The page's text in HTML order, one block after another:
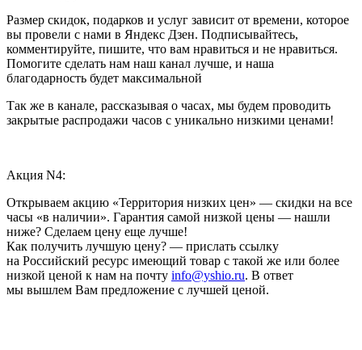
Размер скидок, подарков и услуг зависит от времени, которое
вы провели с нами в Яндекс Дзен. Подписывайтесь,
комментируйте, пишите, что вам нравиться и не нравиться.
Помогите сделать нам наш канал лучше, и наша
благодарность будет максимальной
Так же в канале, рассказывая о часах, мы будем проводить
закрытые распродажи часов с уникально низкими ценами!
Акция N4:
Открываем акцию «Территория низких цен» — скидки на все
часы «в наличии». Гарантия самой низкой цены — нашли
ниже? Сделаем цену еще лучше!
Как получить лучшую цену? — прислать ссылку
на Российский ресурс имеющий товар с такой же или более
низкой ценой к нам на почту info@yshio.ru. В ответ
мы вышлем Вам предложение с лучшей ценой.